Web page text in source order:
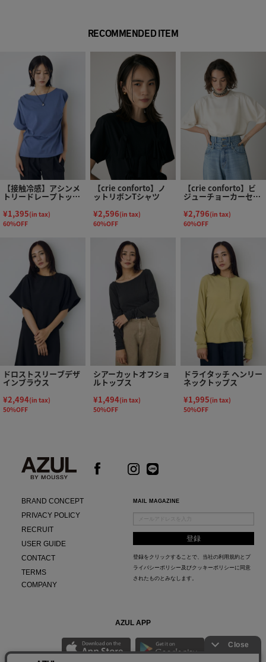
RECOMMENDED ITEM
【接触冷感】アシンメ
トリードレープトップ
¥1,395(in tax)
60%OFF
【crie conforto】ノ
ットリボンTシャツ
¥2,596(in tax)
60%OFF
【crie conforto】ビ
ジューチョーカーセッ
トカットソー
¥2,796(in tax)
60%OFF
ドロストスリーブデザ
インブラウス
¥2,494(in tax)
50%OFF
シアーカットオフショ
ルトップス
¥1,494(in tax)
50%OFF
ドライタッチ ヘンリー
ネックトップス
¥1,995(in tax)
50%OFF
BRAND CONCEPT
PRIVACY POLICY
RECRUIT
USER GUIDE
CONTACT
TERMS
COMPANY
MAIL MAGAZINE
登録をクリックすることで、当社の利用規約と プ
ライバシーポリシー及びクッキーポリシー に同意
されたものとみなします。
AZUL APP